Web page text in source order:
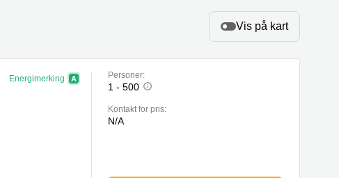
Vis på kart
Energimerking Personer:
1 - 500
Kontakt for pris:
N/A